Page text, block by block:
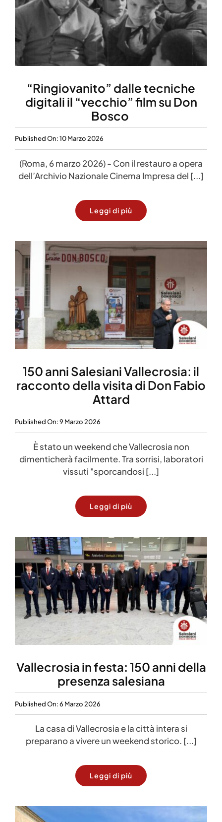
“Ringiovanito” dalle tecniche
digitali il “vecchio” film su Don
Bosco
Published On: 10 Marzo 2026
(Roma, 6 marzo 2026) - Con il restauro a opera
dell’Archivio Nazionale Cinema Impresa del [...]
Leggi di più
150 anni Salesiani Vallecrosia: il
racconto della visita di Don Fabio
Attard
Published On: 9 Marzo 2026
È stato un weekend che Vallecrosia non
dimenticherà facilmente. Tra sorrisi, laboratori
vissuti "sporcandosi [...]
Leggi di più
Vallecrosia in festa: 150 anni della
presenza salesiana
Published On: 6 Marzo 2026
La casa di Vallecrosia e la città intera si
preparano a vivere un weekend storico. [...]
Leggi di più